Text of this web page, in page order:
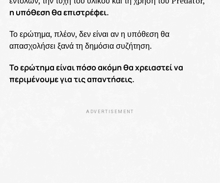
η υπόθεση θα επιστρέφει.
Το ερώτημα, πλέον, δεν είναι αν η υπόθεση θα
απασχολήσει ξανά τη δημόσια συζήτηση.
Το ερώτημα είναι πόσο ακόμη θα χρειαστεί να
περιμένουμε για τις απαντήσεις.
ADVERTISEMENT